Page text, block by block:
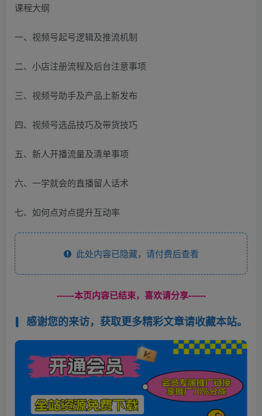
课程大纲
一、视频号起号逻辑及推流机制
二、小店注册流程及后台注意事项
三、视频号助手及产品上新发布
四、视频号选品技巧及带货技巧
五、新人开播流量及清单事项
六、一学就会的直播留人话术
七、如何点对点提升互动率
此处内容已隐藏，请付费后查看
------本页内容已结束，喜欢请分享------
感谢您的来访，获取更多精彩文章请收藏本站。